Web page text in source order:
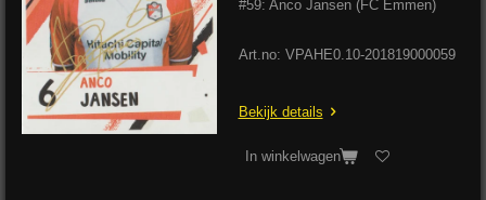
#59: Anco Jansen (FC Emmen)
Art.no: VPAHE0.10-201819000059
Bekijk details
In winkelwagen